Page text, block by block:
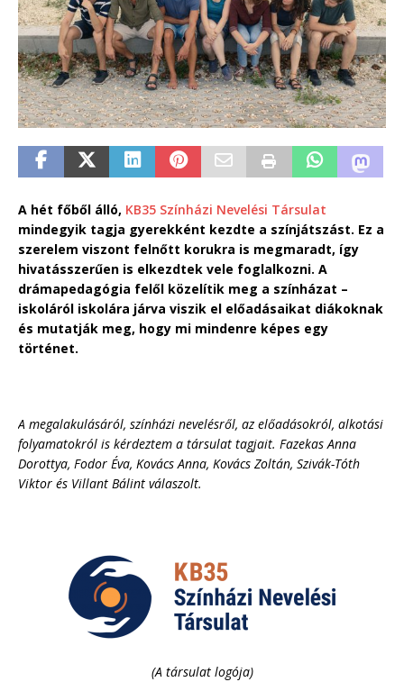
A hét főből álló, KB35 Színházi Nevelési Társulat
mindegyik tagja gyerekként kezdte a színjátszást. Ez a
szerelem viszont felnőtt korukra is megmaradt, így
hivatásszerűen is elkezdtek vele foglalkozni. A
drámapedagógia felől közelítik meg a színházat –
iskoláról iskolára járva viszik el előadásaikat diákoknak
és mutatják meg, hogy mi mindenre képes egy
történet.
A megalakulásáról, színházi nevelésről, az előadásokról, alkotási
folyamatokról is kérdeztem a társulat tagjait. Fazekas Anna
Dorottya, Fodor Éva, Kovács Anna, Kovács Zoltán, Szivák-Tóth
Viktor és Villant Bálint válaszolt.
(A társulat logója)